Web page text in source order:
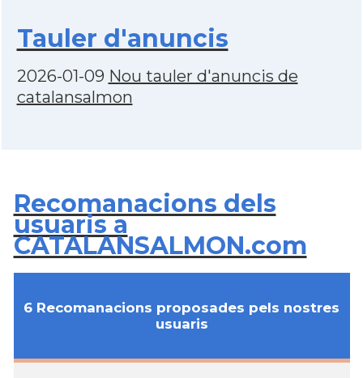
Tauler d'anuncis
2026-01-09 Nou tauler d'anuncis de
catalansalmon
Recomanacions dels
usuaris a
CATALANSALMON.com
6 Recomanacions proposades pels nostres
usuaris